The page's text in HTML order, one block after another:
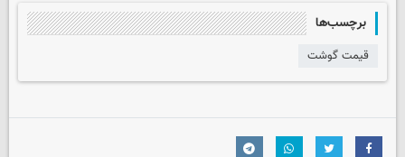
برچسب‌ها
قیمت گوشت